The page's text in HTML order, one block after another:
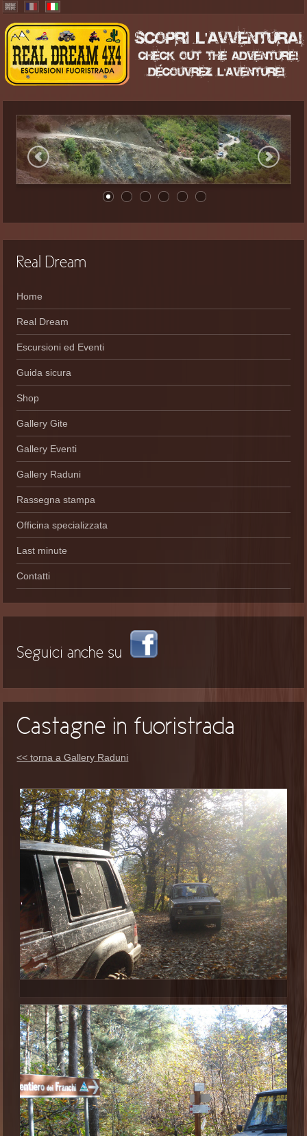
Real Dream
Home
Real Dream
Escursioni ed Eventi
Guida sicura
Shop
Gallery Gite
Gallery Eventi
Gallery Raduni
Rassegna stampa
Officina specializzata
Last minute
Contatti
Seguici anche su
Castagne in fuoristrada
<< torna a Gallery Raduni